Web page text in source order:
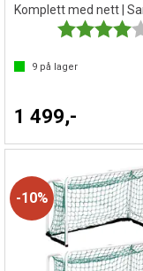
Karakter:
9 på lager
1 499,-
10%